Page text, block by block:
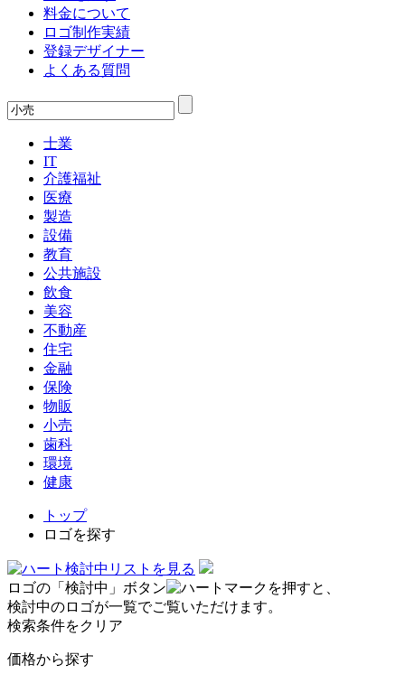
料金について
ロゴ制作実績
登録デザイナー
よくある質問
士業
IT
介護福祉
医療
製造
設備
教育
公共施設
飲食
美容
不動産
住宅
金融
保険
物販
小売
歯科
環境
健康
トップ
ロゴを探す
検討中リストを見る
ロゴの「検討中」ボタン
を押すと、
検討中のロゴが一覧でご覧いただけます。
検索条件をクリア
価格から探す